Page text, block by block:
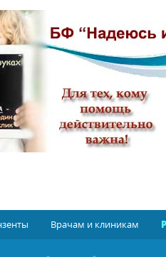
Врачам и клиникам